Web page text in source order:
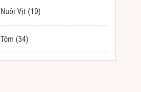
Nuôi Vịt (10)
Tôm (34)